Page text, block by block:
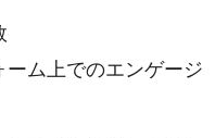
ム上でのエンゲージ